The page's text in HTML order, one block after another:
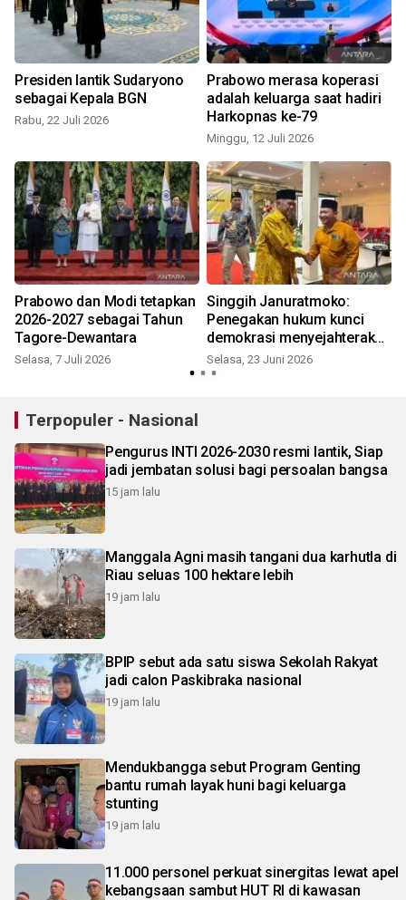
Presiden lantik Sudaryono
sebagai Kepala BGN
Rabu, 22 Juli 2026
Prabowo merasa koperasi
adalah keluarga saat hadiri
Harkopnas ke-79
Minggu, 12 Juli 2026
Prabowo dan Modi tetapkan
2026-2027 sebagai Tahun
Tagore-Dewantara
Selasa, 7 Juli 2026
Singgih Januratmoko:
Penegakan hukum kunci
demokrasi menyejahterakan
rakyat
Selasa, 23 Juni 2026
Terpopuler - Nasional
Pengurus INTI 2026-2030 resmi lantik, Siap
jadi jembatan solusi bagi persoalan bangsa
15 jam lalu
Manggala Agni masih tangani dua karhutla di
Riau seluas 100 hektare lebih
19 jam lalu
BPIP sebut ada satu siswa Sekolah Rakyat
jadi calon Paskibraka nasional
19 jam lalu
Mendukbangga sebut Program Genting
bantu rumah layak huni bagi keluarga
stunting
19 jam lalu
11.000 personel perkuat sinergitas lewat apel
kebangsaan sambut HUT RI di kawasan